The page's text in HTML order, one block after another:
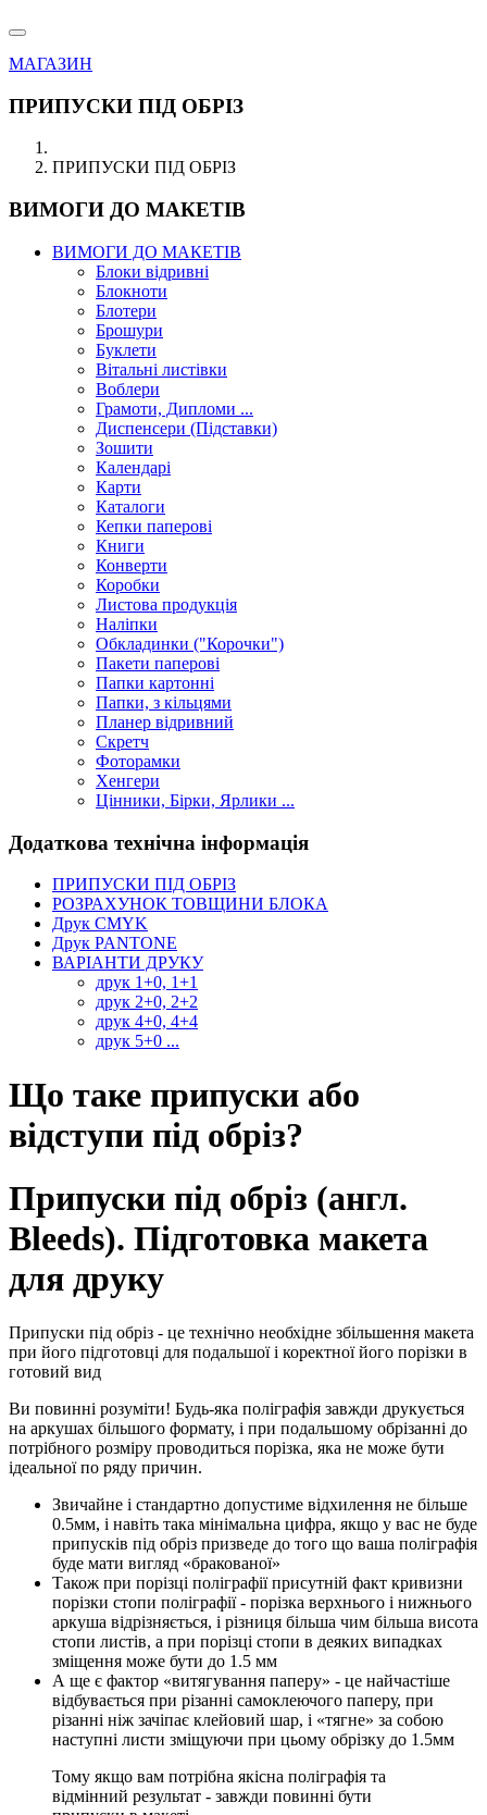
МАГАЗИН
ПРИПУСКИ ПІД ОБРІЗ
ПРИПУСКИ ПІД ОБРІЗ
ВИМОГИ ДО МАКЕТІВ
ВИМОГИ ДО МАКЕТІВ
Блоки відривні
Блокноти
Блотери
Брошури
Буклети
Вітальні листівки
Воблери
Грамоти, Дипломи ...
Диспенсери (Підставки)
Зошити
Календарі
Карти
Каталоги
Кепки паперові
Книги
Конверти
Коробки
Листова продукція
Наліпки
Обкладинки ("Корочки")
Пакети паперові
Папки картонні
Папки, з кільцями
Планер відривний
Скретч
Фоторамки
Хенгери
Цінники, Бірки, Ярлики ...
Додаткова технічна інформація
ПРИПУСКИ ПІД ОБРІЗ
РОЗРАХУНОК ТОВЩИНИ БЛОКА
Друк CMYK
Друк PANTONE
ВАРІАНТИ ДРУКУ
друк 1+0, 1+1
друк 2+0, 2+2
друк 4+0, 4+4
друк 5+0 ...
Що таке припуски або
відступи під обріз?
Припуски під обріз (англ.
Bleeds). Підготовка макета
для друку
Припуски під обріз - це технічно необхідне збільшення макета
при його підготовці для подальшої і коректної його порізки в
готовий вид
Ви повинні розуміти! Будь-яка поліграфія завжди друкується
на аркушах більшого формату, і при подальшому обрізанні до
потрібного розміру проводиться порізка, яка не може бути
ідеальної по ряду причин.
Звичайне і стандартно допустиме відхилення не більше
0.5мм, і навіть така мінімальна цифра, якщо у вас не буде
припусків під обріз призведе до того що ваша поліграфія
буде мати вигляд «бракованої»
Також при порізці поліграфії присутній факт кривизни
порізки стопи поліграфії - порізка верхнього і нижнього
аркуша відрізняється, і різниця більша чим більша висота
стопи листів, а при порізці стопи в деяких випадках
зміщення може бути до 1.5 мм
А ще є фактор «витягування паперу» - це найчастіше
відбувається при різанні самоклеючого паперу, при
різанні ніж зачіпає клейовий шар, і «тягне» за собою
наступні листи зміщуючи при цьому обрізку до 1.5мм
Тому якщо вам потрібна якісна поліграфія та
відмінний результат - завжди повинні бути